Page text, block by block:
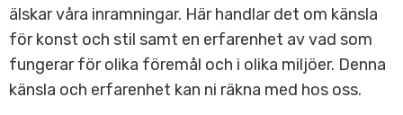
älskar våra inramningar. Här handlar det om känsla
för konst och stil samt en erfarenhet av vad som
fungerar för olika föremål och i olika miljöer. Denna
känsla och erfarenhet kan ni räkna med hos oss.